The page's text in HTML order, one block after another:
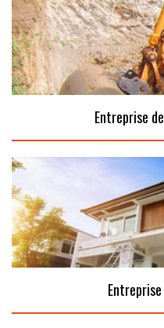
Entreprise